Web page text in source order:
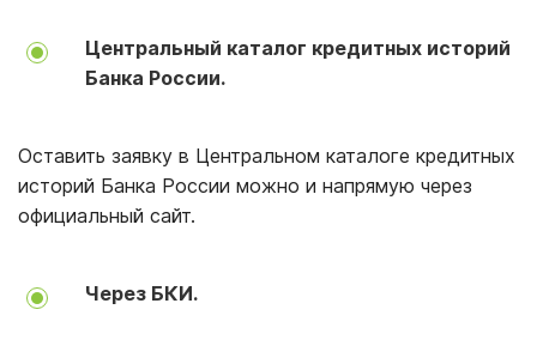
Центральный каталог кредитных историй
Банка России.
Оставить заявку в Центральном каталоге кредитных
историй Банка России можно и напрямую через
официальный сайт.
Через БКИ.